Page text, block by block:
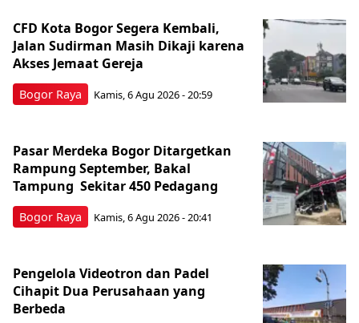
Bogor Raya
CFD Kota Bogor Segera Kembali,
Jalan Sudirman Masih Dikaji karena
Akses Jemaat Gereja
Kamis, 6 Agu 2026 - 20:59
Bogor Raya
Pasar Merdeka Bogor Ditargetkan
Rampung September, Bakal
Tampung Sekitar 450 Pedagang
Kamis, 6 Agu 2026 - 20:41
Pengelola Videotron dan Padel
Cihapit Dua Perusahaan yang
Berbeda